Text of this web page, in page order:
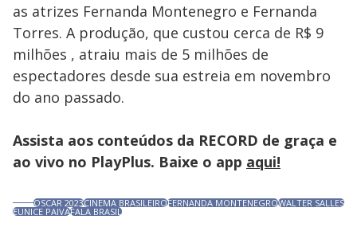
as atrizes Fernanda Montenegro e Fernanda
Torres. A produção, que custou cerca de R$ 9
milhões , atraiu mais de 5 milhões de
espectadores desde sua estreia em novembro
do ano passado.
Assista aos conteúdos da RECORD de graça e
ao vivo no PlayPlus. Baixe o app aqui!
OSCAR 2023CINEMA BRASILEIROFERNANDA MONTENEGROWALTER SALLES
EUNICE PAIVAFALA BRASIL